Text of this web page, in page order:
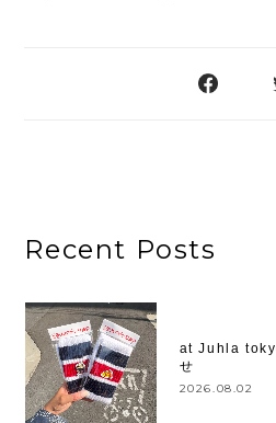
Recent Posts
at Juhla
せ
2026.08.02